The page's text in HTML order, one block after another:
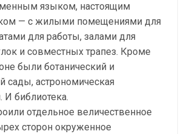
языком, настоящим
— с жилыми помещениями для
для работы, залами для
и совместных трапез. Кроме
были ботанический и
сады, астрономическая
И библиотека.
отдельное величественное
сторон окруженное